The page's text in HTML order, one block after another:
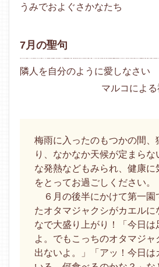
うみでおよぐさかなたち
7月の聖句
隣人を自分のように愛しなさい
マルコによ
梅雨に入ったのもつかの間、
り、なかなか天候が定まらな
な発熱などもみられ、健康に
をとってお過ごしください。
６月の後半にかけて第一園
たオタマジャクシがカエルに
なで大盛り上がり！「今日は
よ。でもこっちのオタマジャ
出ないよ。」「アッ！今日は